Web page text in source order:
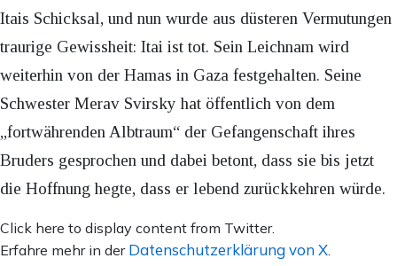
Itais Schicksal, und nun wurde aus düsteren Vermutungen
traurige Gewissheit: Itai ist tot. Sein Leichnam wird
weiterhin von der Hamas in Gaza festgehalten. Seine
Schwester Merav Svirsky hat öffentlich von dem
„fortwährenden Albtraum“ der Gefangenschaft ihres
Bruders gesprochen und dabei betont, dass sie bis jetzt
die Hoffnung hegte, dass er lebend zurückkehren würde.
Inhalt
von
Click here to display content from Twitter.
Erfahre mehr in der Datenschutzerklärung von X